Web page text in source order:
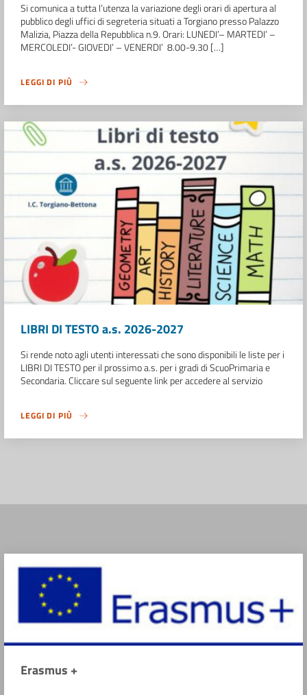
Si comunica a tutta l’utenza la variazione degli orari di apertura al
pubblico degli uffici di segreteria situati a Torgiano presso Palazzo
Malizia, Piazza della Repubblica n.9. Orari: LUNEDI’– MARTEDI’ –
MERCOLEDI’- GIOVEDI’ – VENERDI’ 8.00-9.30 […]
LEGGI DI PIÙ
LIBRI DI TESTO a.s. 2026-2027
Si rende noto agli utenti interessati che sono disponibili le liste per i
LIBRI DI TESTO per il prossimo a.s. per i gradi di ScuoPrimaria e
Secondaria. Cliccare sul seguente link per accedere al servizio
LEGGI DI PIÙ
Erasmus +